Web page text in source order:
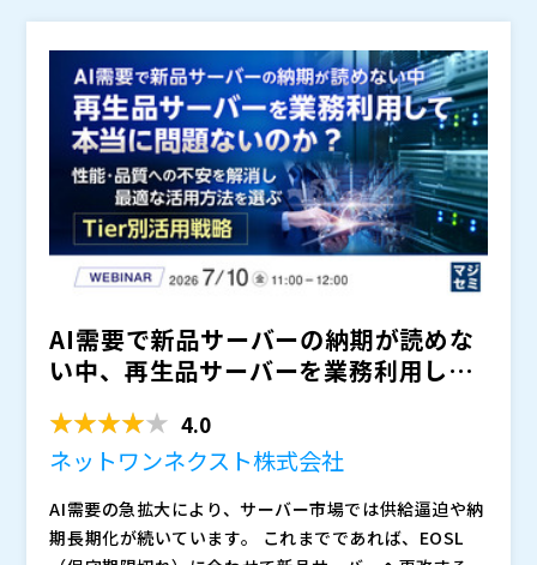
AI需要で新品サーバーの納期が読めな
い中、再生品サーバーを業務利用して
4.0
ネットワンネクスト株式会社
AI需要の急拡大により、サーバー市場では供給逼迫や納
期長期化が続いています。 これまでであれば、EOSL